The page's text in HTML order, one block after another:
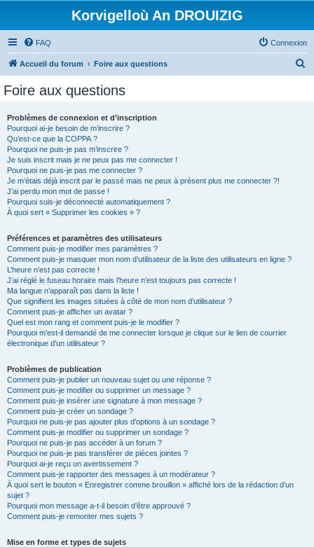
Korvigelloù An DROUIZIG
FAQ Connexion
Accueil du forum Foire aux questions
Foire aux questions
Problèmes de connexion et d’inscription
Pourquoi ai-je besoin de m’inscrire ?
Qu’est-ce que la COPPA ?
Pourquoi ne puis-je pas m’inscrire ?
Je suis inscrit mais je ne peux pas me connecter !
Pourquoi ne puis-je pas me connecter ?
Je m’étais déjà inscrit par le passé mais ne peux à présent plus me connecter ?!
J’ai perdu mon mot de passe !
Pourquoi suis-je déconnecté automatiquement ?
À quoi sert « Supprimer les cookies » ?
Préférences et paramètres des utilisateurs
Comment puis-je modifier mes paramètres ?
Comment puis-je masquer mon nom d’utilisateur de la liste des utilisateurs en ligne ?
L’heure n’est pas correcte !
J’ai réglé le fuseau horaire mais l’heure n’est toujours pas correcte !
Ma langue n’apparaît pas dans la liste !
Que signifient les images situées à côté de mon nom d’utilisateur ?
Comment puis-je afficher un avatar ?
Quel est mon rang et comment puis-je le modifier ?
Pourquoi m’est-il demandé de me connecter lorsque je clique sur le lien de courrier
électronique d’un utilisateur ?
Problèmes de publication
Comment puis-je publier un nouveau sujet ou une réponse ?
Comment puis-je modifier ou supprimer un message ?
Comment puis-je insérer une signature à mon message ?
Comment puis-je créer un sondage ?
Pourquoi ne puis-je pas ajouter plus d’options à un sondage ?
Comment puis-je modifier ou supprimer un sondage ?
Pourquoi ne puis-je pas accéder à un forum ?
Pourquoi ne puis-je pas transférer de pièces jointes ?
Pourquoi ai-je reçu un avertissement ?
Comment puis-je rapporter des messages à un modérateur ?
À quoi sert le bouton « Enregistrer comme brouillon » affiché lors de la rédaction d’un
sujet ?
Pourquoi mon message a-t-il besoin d’être approuvé ?
Comment puis-je remonter mes sujets ?
Mise en forme et types de sujets